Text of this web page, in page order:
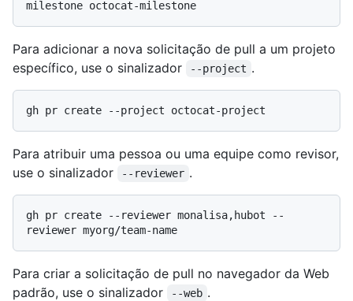
Para adicionar a nova solicitação de pull a um projeto
específico, use o sinalizador
--project .
Para atribuir uma pessoa ou uma equipe como revisor,
use o sinalizador
--reviewer .
gh pr create --reviewer monalisa,hubot --
Para criar a solicitação de pull no navegador da Web
padrão, use o sinalizador
--web .